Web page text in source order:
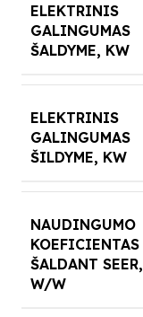
ELEKTRINIS
GALINGUMAS
ŠALDYME, KW
ELEKTRINIS
GALINGUMAS
ŠILDYME, KW
NAUDINGUMO
KOEFICIENTAS
ŠALDANT SEER,
W/W